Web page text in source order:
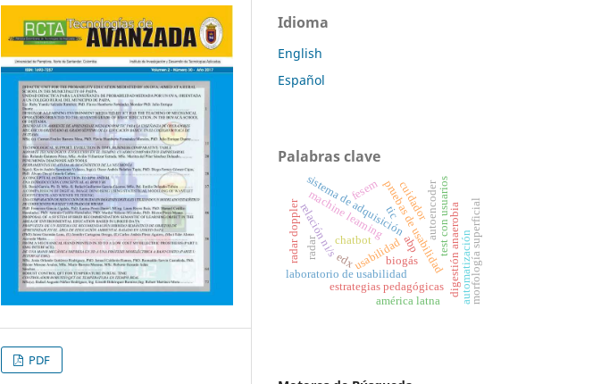
PDF
Idioma
English
Español
Palabras clave
laboratorio de usabilidadpruebas de usabilidadtest con usuarios
usabilidad
sistema de adquisición digestión anaerobiaautomatización
biogás
autoencoder
machine learning
abp
estrategias pedagógicas
fesem
edx morfología superficial
relación ni/schatbot
cuidador
tic
américa latna
radar
radar doppler